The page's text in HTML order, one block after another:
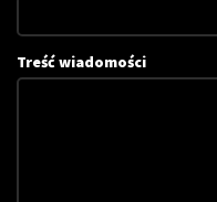
Treść wiadomości